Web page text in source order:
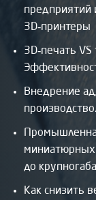
предприятий
3D‑принтеры
3D‑печать
Внедрение
миниатюрных
до
Как снизить